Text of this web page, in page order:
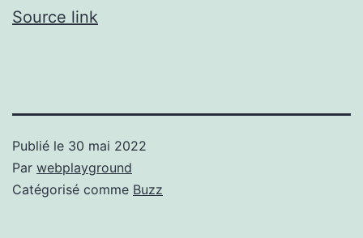
Source link
Publié le 30 mai 2022
Par webplayground
Catégorisé comme Buzz